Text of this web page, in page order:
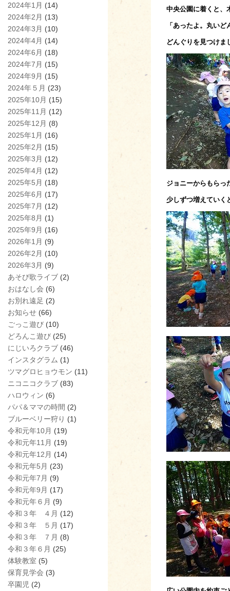
2024年1月 (14)
2024年2月 (13)
2024年3月 (10)
2024年4月 (14)
2024年6月 (18)
2024年7月 (15)
2024年9月 (15)
2024年５月 (23)
2025年10月 (15)
2025年11月 (12)
2025年12月 (8)
2025年1月 (16)
2025年2月 (15)
2025年3月 (12)
2025年4月 (12)
2025年5月 (18)
2025年6月 (17)
2025年7月 (12)
2025年8月 (1)
2025年9月 (16)
2026年1月 (9)
2026年2月 (10)
2026年3月 (9)
あそび歌ライブ (2)
おはなし会 (6)
お別れ遠足 (2)
お知らせ (66)
ごっこ遊び (10)
どろんこ遊び (25)
にじいろクラブ (46)
インスタグラム (1)
ツマグロヒョウモン (11)
ニコニコクラブ (83)
ハロウィン (6)
パパ＆ママの時間 (2)
ブルーベリー狩り (1)
令和元年10月 (19)
令和元年11月 (19)
令和元年12月 (14)
令和元年5月 (23)
令和元年7月 (9)
令和元年9月 (17)
令和元年６月 (9)
令和３年 ４月 (12)
令和３年 ５月 (17)
令和３年 ７月 (8)
令和３年６月 (25)
体験教室 (5)
保育見学会 (3)
卒園児 (2)
中央公園に着くと、
「あったよ。丸い
どんぐりを見つけま
ジョニーからもらっ
少しずつ増えていく